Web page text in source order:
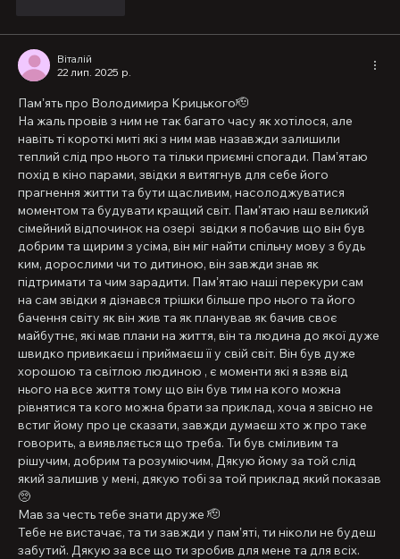
Віталій
22 лип. 2025 р.
Памʼять про Володимира Крицького🫡
На жаль провів з ним не так багато часу як хотілося, але
навіть ті короткі миті які з ним мав назавжди залишили
теплий слід про нього та тільки приємні спогади. Памʼятаю
похід в кіно парами, звідки я витягнув для себе його
прагнення житти та бути щасливим, насолоджуватися
моментом та будувати кращий світ. Памʼятаю наш великий
сімейний відпочинок на озері  звідки я побачив що він був
добрим та щирим з усіма, він міг найти спільну мову з будь
ким, дорослими чи то дитиною, він завжди знав як
підтримати та чим зарадити. Памʼятаю наші перекури сам
на сам звідки я дізнався трішки більше про нього та його
бачення світу як він жив та як планував як бачив своє
майбутнє, які мав плани на життя, він та людина до якої дуже
швидко привикаєш і приймаєш її у свій світ. Він був дуже
хорошою та світлою людиною , є моменти які я взяв від
нього на все життя тому що він був тим на кого можна
рівнятися та кого можна брати за приклад, хоча я звісно не
встиг йому про це сказати, завжди думаєш хто ж про таке
говорить, а виявляється що треба. Ти був сміливим та
рішучим, добрим та розуміючим, Дякую йому за той слід
який залишив у мені, дякую тобі за той приклад який показав
🥺
Мав за честь тебе знати друже 🫡
Тебе не вистачає, та ти завжди у памʼяті, ти ніколи не будеш
забутий. Дякую за все що ти зробив для мене та для всіх.